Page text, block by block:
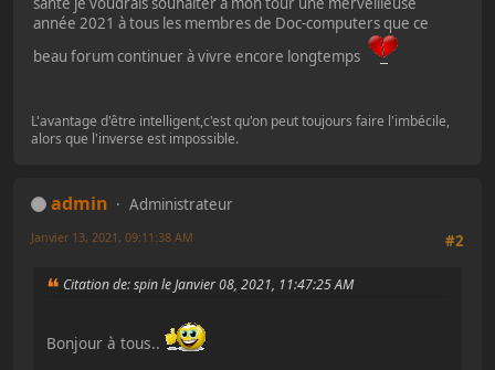
année 2021 à tous les membres de Doc-computers que ce
beau forum continuer à vivre encore longtemps
L'avantage d'être intelligent,c'est qu'on peut toujours faire l'imbécile,
alors que l'inverse est impossible.
admin
Administrateur
#2
Janvier 13, 2021, 09:11:38 AM
Citation de: spin le Janvier 08, 2021, 11:47:25 AM
Bonjour à tous..